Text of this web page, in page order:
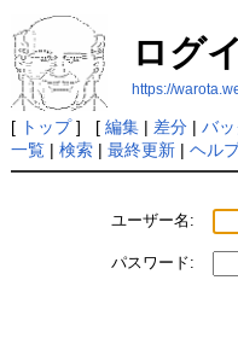
ログ
https://
[ トップ] [ 編集| 差分| バ
一覧| 検索| 最終更新| ヘル
ユーザー名:
パスワード: